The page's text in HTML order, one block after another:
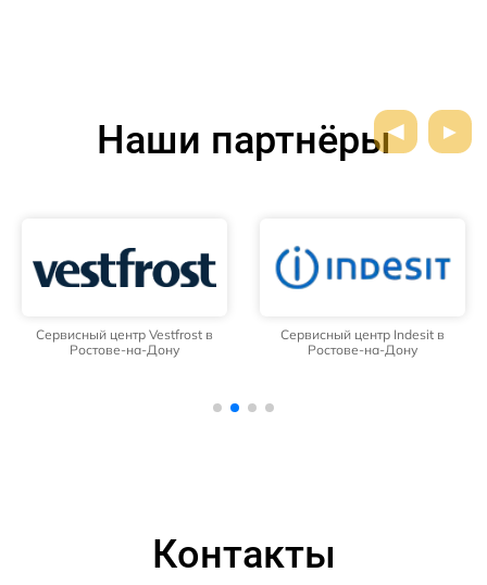
Наши партнёры
Сервисный центр Vestfrost в
Ростове-на-Дону
Сервисный центр Indesit в
Ростове-на-Дону
Контакты